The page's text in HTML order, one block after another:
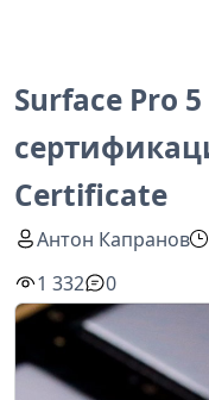
Surface Pro
Certificate
Антон Капранов
1 332
0